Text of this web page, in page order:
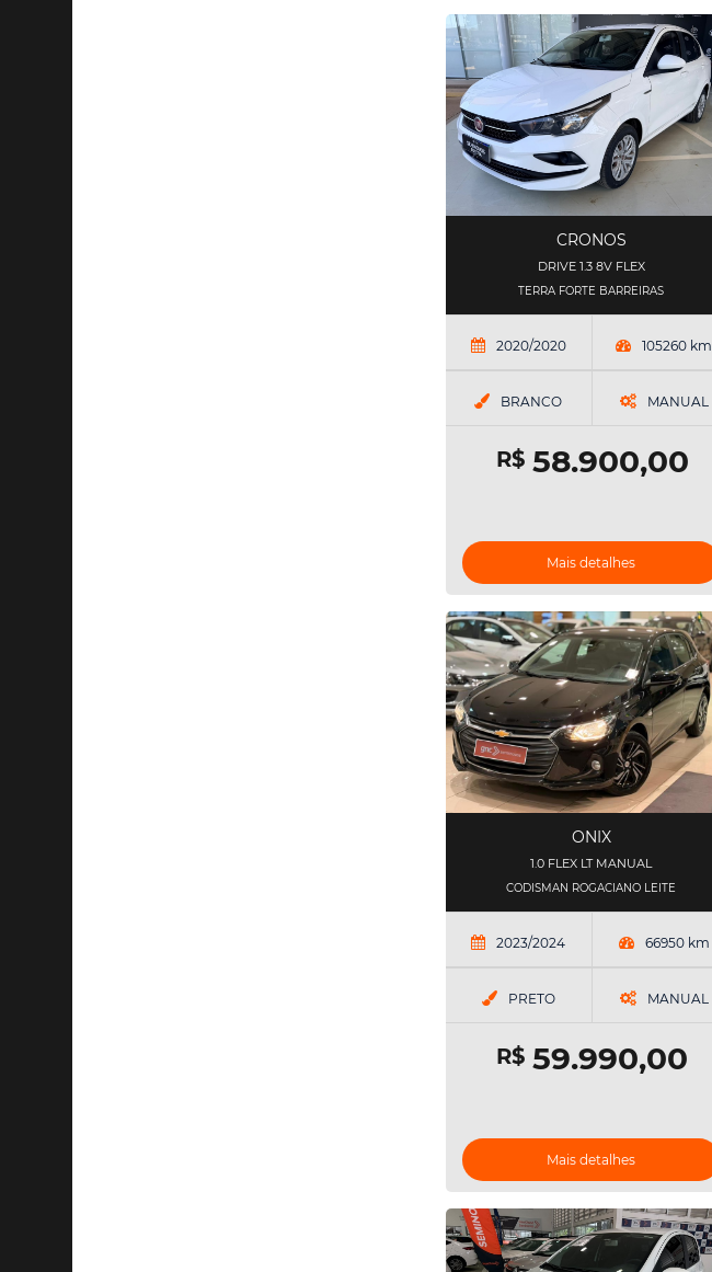
CRONOS
DRIVE 1.3 8V FLEX
TERRA FORTE BARREIRAS
2020/2020 105260 km
BRANCO MANUAL
R$58.900,00
Mais detalhes
ONIX
1.0 FLEX LT MANUAL
CODISMAN ROGACIANO LEITE
2023/2024 66950 km
PRETO MANUAL
R$59.990,00
Mais detalhes